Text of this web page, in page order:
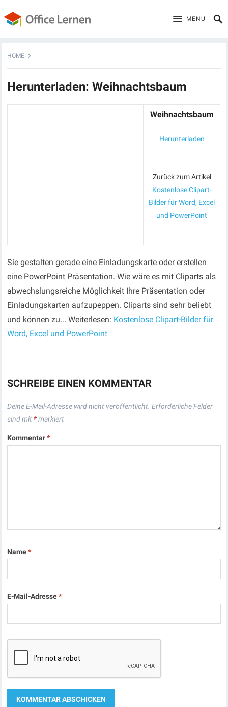
MENU
HOME
Herunterladen: Weihnachtsbaum
Weihnachtsbaum
Herunterladen
Zurück zum Artikel
Kostenlose Clipart-
Bilder für Word, Excel
und PowerPoint
Sie gestalten gerade eine Einladungskarte oder erstellen
eine PowerPoint Präsentation. Wie wäre es mit Cliparts als
abwechslungsreiche Möglichkeit Ihre Präsentation oder
Einladungskarten aufzupeppen. Cliparts sind sehr beliebt
und können zu... Weiterlesen: Kostenlose Clipart-Bilder für
Word, Excel und PowerPoint
SCHREIBE EINEN KOMMENTAR
Deine E-Mail-Adresse wird nicht veröffentlicht. Erforderliche Felder
sind mit *markiert
Kommentar*
Name*
E-Mail-Adresse*